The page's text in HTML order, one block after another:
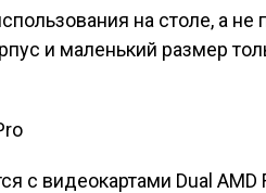
на столе, а не
и маленький размер
с видеокартами Dual AMD